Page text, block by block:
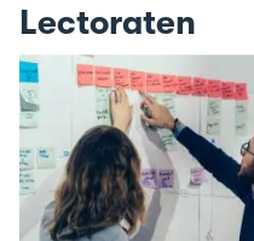
Lectoraten